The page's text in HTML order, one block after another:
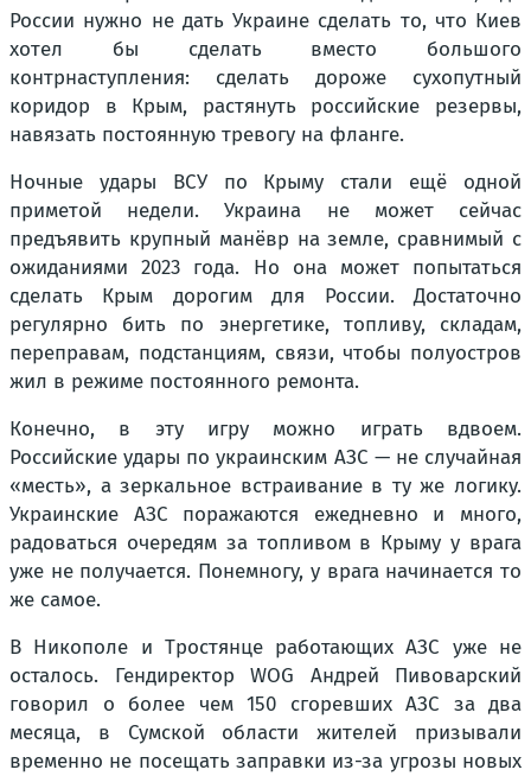
России нужно не дать Украине сделать то, что Киев
хотел бы сделать вместо большого
контрнаступления: сделать дороже сухопутный
коридор в Крым, растянуть российские резервы,
навязать постоянную тревогу на фланге.
Ночные удары ВСУ по Крыму стали ещё одной
приметой недели. Украина не может сейчас
предъявить крупный манёвр на земле, сравнимый с
ожиданиями 2023 года. Но она может попытаться
сделать Крым дорогим для России. Достаточно
регулярно бить по энергетике, топливу, складам,
переправам, подстанциям, связи, чтобы полуостров
жил в режиме постоянного ремонта.
Конечно, в эту игру можно играть вдвоем.
Российские удары по украинским АЗС — не случайная
«месть», а зеркальное встраивание в ту же логику.
Украинские АЗС поражаются ежедневно и много,
радоваться очередям за топливом в Крыму у врага
уже не получается. Понемногу, у врага начинается то
же самое.
В Никополе и Тростянце работающих АЗС уже не
осталось. Гендиректор WOG Андрей Пивоварский
говорил о более чем 150 сгоревших АЗС за два
месяца, в Сумской области жителей призывали
временно не посещать заправки из-за угрозы новых